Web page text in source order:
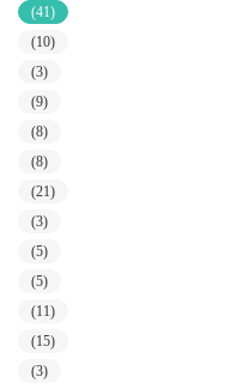
(41)
(10)
(3)
(9)
(8)
(8)
(21)
(3)
(5)
(5)
(11)
(15)
(3)